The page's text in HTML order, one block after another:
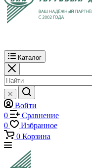
Каталог
Войти
0
Сравнение
0
Избранное
0 Корзина